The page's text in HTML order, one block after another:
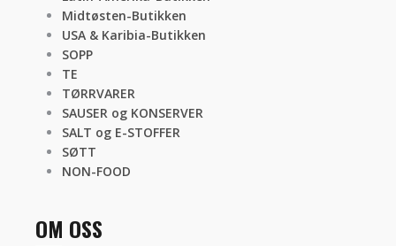
Midtøsten-Butikken
USA & Karibia-Butikken
SOPP
TE
TØRRVARER
SAUSER og KONSERVER
SALT og E-STOFFER
SØTT
NON-FOOD
OM OSS